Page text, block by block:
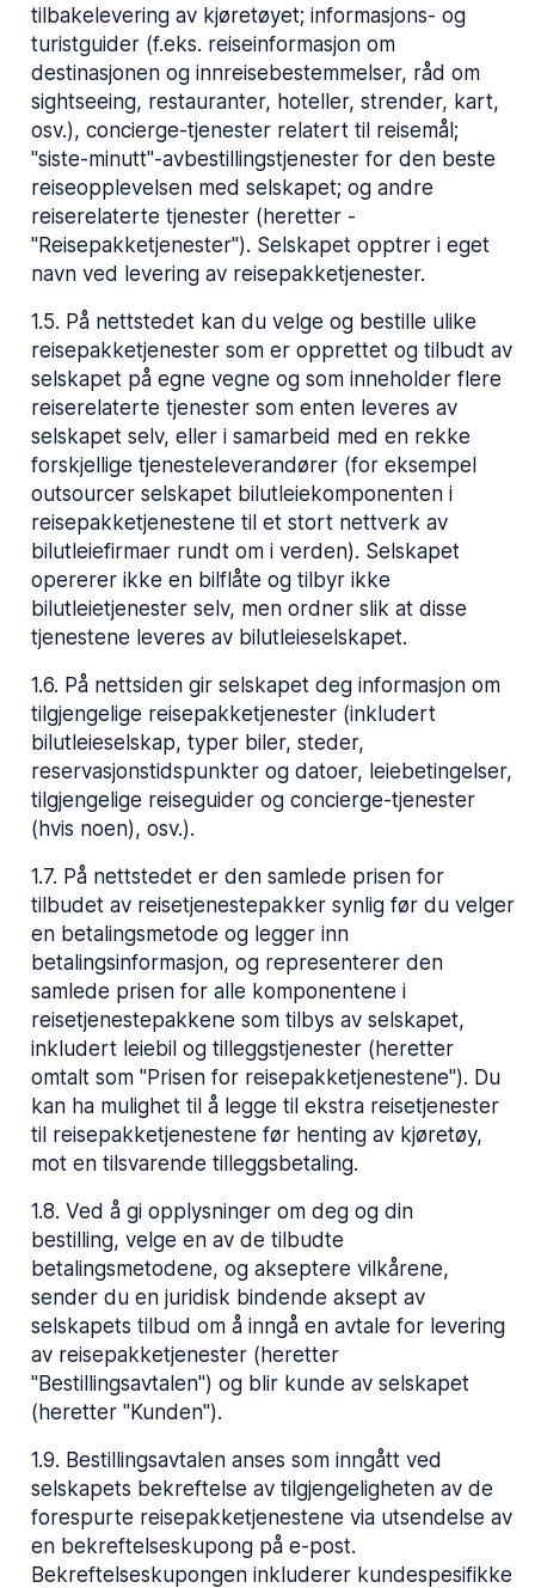
tilbakelevering av kjøretøyet; informasjons- og
turistguider (f.eks. reiseinformasjon om
destinasjonen og innreisebestemmelser, råd om
sightseeing, restauranter, hoteller, strender, kart,
osv.), concierge-tjenester relatert til reisemål;
"siste-minutt"-avbestillingstjenester for den beste
reiseopplevelsen med selskapet; og andre
reiserelaterte tjenester (heretter -
"Reisepakketjenester"). Selskapet opptrer i eget
navn ved levering av reisepakketjenester.
1.5. På nettstedet kan du velge og bestille ulike
reisepakketjenester som er opprettet og tilbudt av
selskapet på egne vegne og som inneholder flere
reiserelaterte tjenester som enten leveres av
selskapet selv, eller i samarbeid med en rekke
forskjellige tjenesteleverandører (for eksempel
outsourcer selskapet bilutleiekomponenten i
reisepakketjenestene til et stort nettverk av
bilutleiefirmaer rundt om i verden). Selskapet
opererer ikke en bilflåte og tilbyr ikke
bilutleietjenester selv, men ordner slik at disse
tjenestene leveres av bilutleieselskapet.
1.6. På nettsiden gir selskapet deg informasjon om
tilgjengelige reisepakketjenester (inkludert
bilutleieselskap, typer biler, steder,
reservasjonstidspunkter og datoer, leiebetingelser,
tilgjengelige reiseguider og concierge-tjenester
(hvis noen), osv.).
1.7. På nettstedet er den samlede prisen for
tilbudet av reisetjenestepakker synlig før du velger
en betalingsmetode og legger inn
betalingsinformasjon, og representerer den
samlede prisen for alle komponentene i
reisetjenestepakkene som tilbys av selskapet,
inkludert leiebil og tilleggstjenester (heretter
omtalt som "Prisen for reisepakketjenestene"). Du
kan ha mulighet til å legge til ekstra reisetjenester
til reisepakketjenestene før henting av kjøretøy,
mot en tilsvarende tilleggsbetaling.
1.8. Ved å gi opplysninger om deg og din
bestilling, velge en av de tilbudte
betalingsmetodene, og akseptere vilkårene,
sender du en juridisk bindende aksept av
selskapets tilbud om å inngå en avtale for levering
av reisepakketjenester (heretter
"Bestillingsavtalen") og blir kunde av selskapet
(heretter "Kunden").
1.9. Bestillingsavtalen anses som inngått ved
selskapets bekreftelse av tilgjengeligheten av de
forespurte reisepakketjenestene via utsendelse av
en bekreftelseskupong på e-post.
Bekreftelseskupongen inkluderer kundespesifikke